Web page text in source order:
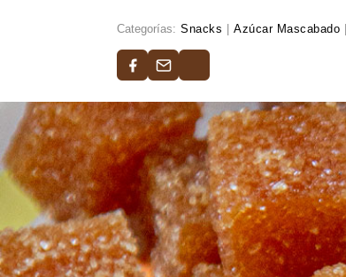
Categorías: Snacks Azúcar Mascabado